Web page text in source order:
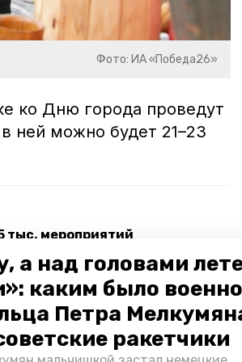
а над головами
каким было
Петра
ракетчики
Фото: ИА «Победа26»
ко Дню города проведут
ней можно будет 21–23
тыс. мероприятий
губернатор
в Левокумском округе